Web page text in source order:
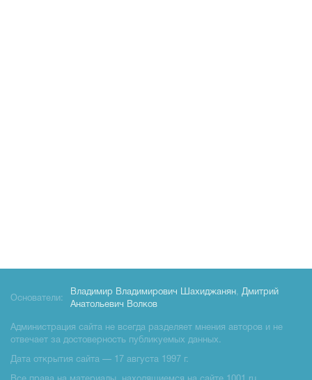
Основатели:
Владимир Владимирович Шахиджанян, Дмитрий
Анатольевич Волков
Администрация сайта не всегда разделяет мнения авторов и не
отвечает за достоверность публикуемых данных.
Дата открытия сайта — 17 августа 1997 г.